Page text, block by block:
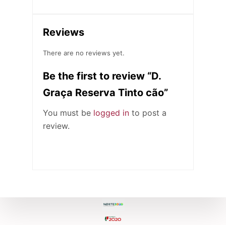
Reviews
There are no reviews yet.
Be the first to review “D.
Graça Reserva Tinto cão”
You must be logged in to post a
review.